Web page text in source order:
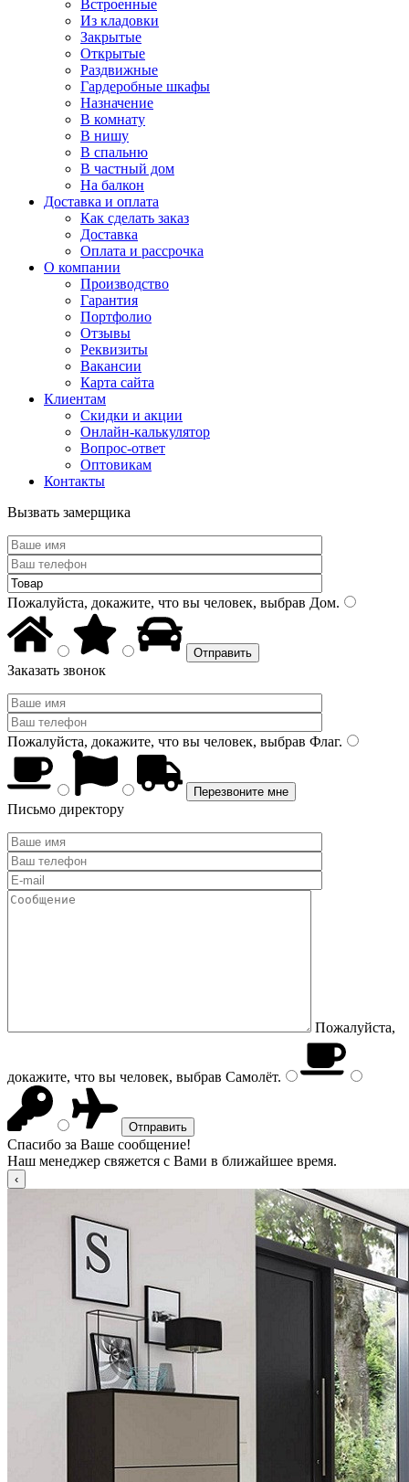
Встроенные
Из кладовки
Закрытые
Открытые
Раздвижные
Гардеробные шкафы
Назначение
В комнату
В нишу
В спальню
В частный дом
На балкон
Доставка и оплата
Как сделать заказ
Доставка
Оплата и рассрочка
О компании
Производство
Гарантия
Портфолио
Отзывы
Реквизиты
Вакансии
Карта сайта
Клиентам
Скидки и акции
Онлайн-калькулятор
Вопрос-ответ
Оптовикам
Контакты
Вызвать замерщика
Пожалуйста, докажите, что вы человек, выбрав Дом.
Заказать звонок
Пожалуйста, докажите, что вы человек, выбрав Флаг.
Письмо директору
Пожалуйста,
докажите, что вы человек, выбрав Самолёт.
Спасибо за Ваше сообщение!
Наш менеджер свяжется с Вами в ближайшее время.